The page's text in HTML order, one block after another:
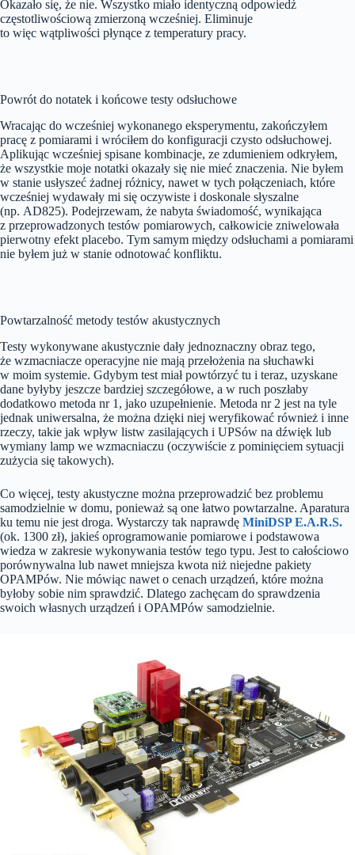
Okazało się, że nie. Wszystko miało identyczną odpowiedź
częstotliwościową zmierzoną wcześniej. Eliminuje
to więc wątpliwości płynące z temperatury pracy.
Powrót do notatek i końcowe testy odsłuchowe
Wracając do wcześniej wykonanego eksperymentu, zakończyłem
pracę z pomiarami i wróciłem do konfiguracji czysto odsłuchowej.
Aplikując wcześniej spisane kombinacje, ze zdumieniem odkryłem,
że wszystkie moje notatki okazały się nie mieć znaczenia. Nie byłem
w stanie usłyszeć żadnej różnicy, nawet w tych połączeniach, które
wcześniej wydawały mi się oczywiste i doskonale słyszalne
(np. AD825). Podejrzewam, że nabyta świadomość, wynikająca
z przeprowadzonych testów pomiarowych, całkowicie zniwelowała
pierwotny efekt placebo. Tym samym między odsłuchami a pomiarami
nie byłem już w stanie odnotować konfliktu.
Powtarzalność metody testów akustycznych
Testy wykonywane akustycznie dały jednoznaczny obraz tego,
że wzmacniacze operacyjne nie mają przełożenia na słuchawki
w moim systemie. Gdybym test miał powtórzyć tu i teraz, uzyskane
dane byłyby jeszcze bardziej szczegółowe, a w ruch poszłaby
dodatkowo metoda nr 1, jako uzupełnienie. Metoda nr 2 jest na tyle
jednak uniwersalna, że można dzięki niej weryfikować również i inne
rzeczy, takie jak wpływ listw zasilających i UPSów na dźwięk lub
wymiany lamp we wzmacniaczu (oczywiście z pominięciem sytuacji
zużycia się takowych).
Co więcej, testy akustyczne można przeprowadzić bez problemu
samodzielnie w domu, ponieważ są one łatwo powtarzalne. Aparatura
ku temu nie jest droga. Wystarczy tak naprawdę MiniDSP E.A.R.S.
(ok. 1300 zł), jakieś oprogramowanie pomiarowe i podstawowa
wiedza w zakresie wykonywania testów tego typu. Jest to całościowo
porównywalna lub nawet mniejsza kwota niż niejedne pakiety
OPAMPów. Nie mówiąc nawet o cenach urządzeń, które można
byłoby sobie nim sprawdzić. Dlatego zachęcam do sprawdzenia
swoich własnych urządzeń i OPAMPów samodzielnie.